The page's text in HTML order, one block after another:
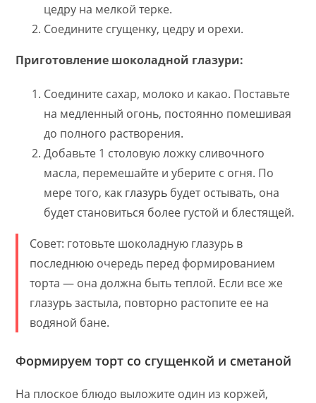
цедру на мелкой терке.
Соедините сгущенку, цедру и орехи.
Приготовление шоколадной глазури:
Соедините сахар, молоко и какао. Поставьте
на медленный огонь, постоянно помешивая
до полного растворения.
Добавьте 1 столовую ложку сливочного
масла, перемешайте и уберите с огня. По
мере того, как глазурь будет остывать, она
будет становиться более густой и блестящей.
Совет: готовьте шоколадную глазурь в
последнюю очередь перед формированием
торта — она должна быть теплой. Если все же
глазурь застыла, повторно растопите ее на
водяной бане.
Формируем торт со сгущенкой и сметаной
На плоское блюдо выложите один из коржей,